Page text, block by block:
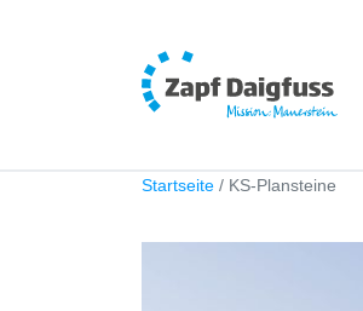
Startseite KS-Plansteine